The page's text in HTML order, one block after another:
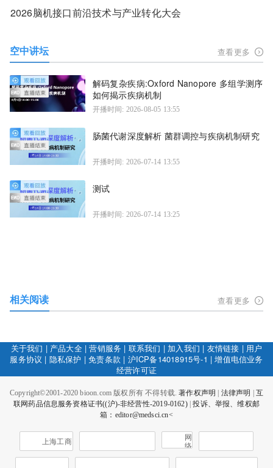
2026脑机接口前沿技术与产业转化大会
空中讲坛 查看更多
解码复杂疾病:Oxford Nanopore 多组学测序
如何揭示疾病机制
开播时间: 2026-08-05 13:55
肠菌代谢深度解析 菌群调控与疾病机制研究
开播时间: 2026-07-14 13:55
测试
开播时间: 2026-07-14 13:25
相关阅读 查看更多
关于我们 | 产品大全|营销服务 | 联系我们 | 加入我们 | 友情链接 | 用户
服务协议 | 隐私保护 |免责条款 | 沪ICP备14018915号-1 |增值电信业务
经营许可证
Copyright©2001-2020 bioon.com 版权所有 不得转载.著作权声明 | 法律声明 | 互
联网药品信息服务资格证书((沪)-非经营性-2019-0162)|投诉、举报、维权邮
箱：editor@medsci.cn<
上海工商
网
络